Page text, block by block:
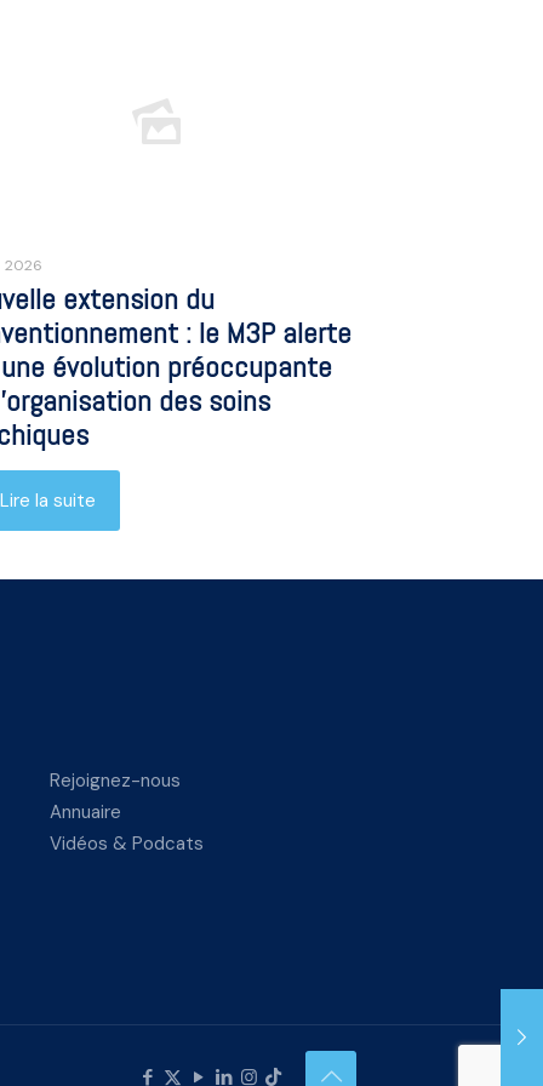
2026
extension du
: le M3P alerte
évolution préoccupante
des soins
Lire la suite
Rejoignez-nous
Annuaire
Vidéos & Podcats